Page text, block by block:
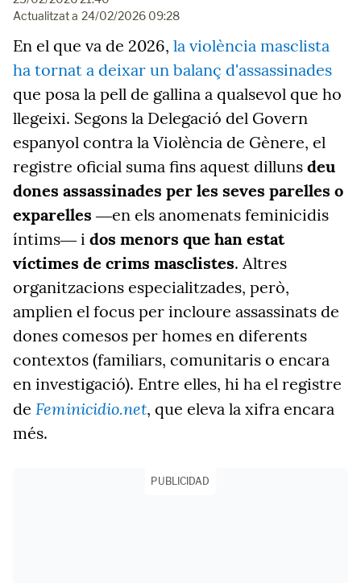
Actualitzat a 24/02/2026 09:28
En el que va de 2026, la violència masclista
ha tornat a deixar un balanç d'assassinades
que posa la pell de gallina a qualsevol que ho
llegeixi. Segons la Delegació del Govern
espanyol contra la Violència de Gènere, el
registre oficial suma fins aquest dilluns deu
dones assassinades per les seves parelles o
exparelles ―en els anomenats feminicidis
íntims― i dos menors que han estat
víctimes de crims masclistes. Altres
organitzacions especialitzades, però,
amplien el focus per incloure assassinats de
dones comesos per homes en diferents
contextos (familiars, comunitaris o encara
en investigació). Entre elles, hi ha el registre
de Feminicidio.net, que eleva la xifra encara
més.
PUBLICIDAD